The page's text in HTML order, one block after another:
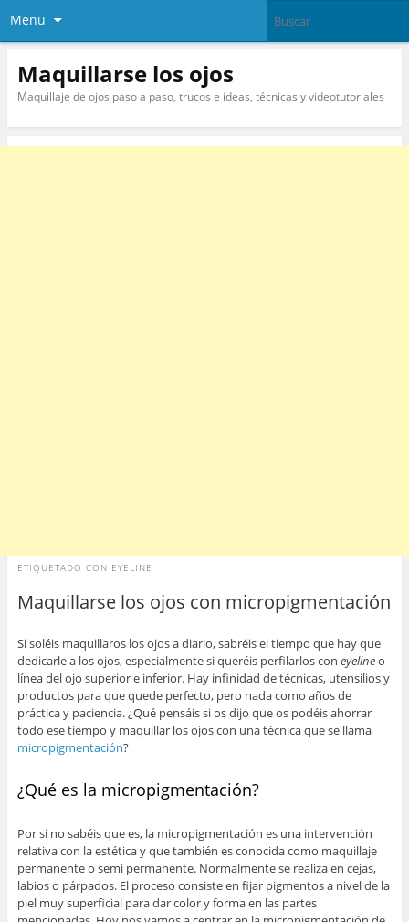
Menu
Maquillarse los ojos
Maquillaje de ojos paso a paso, trucos e ideas, técnicas y videotutoriales
ETIQUETADO CON EYELINE
Maquillarse los ojos con micropigmentación
Si soléis maquillaros los ojos a diario, sabréis el tiempo que hay que
dedicarle a los ojos, especialmente si queréis perfilarlos con eyelineo
línea del ojo superior e inferior. Hay infinidad de técnicas, utensilios y
productos para que quede perfecto, pero nada como años de
práctica y paciencia. ¿Qué pensáis si os dijo que os podéis ahorrar
todo ese tiempo y maquillar los ojos con una técnica que se llama
micropigmentación?
¿Qué es la micropigmentación?
Por si no sabéis que es, la micropigmentación es una intervención
relativa con la estética y que también es conocida como maquillaje
permanente o semi permanente. Normalmente se realiza en cejas,
labios o párpados. El proceso consiste en fijar pigmentos a nivel de la
piel muy superficial para dar color y forma en las partes